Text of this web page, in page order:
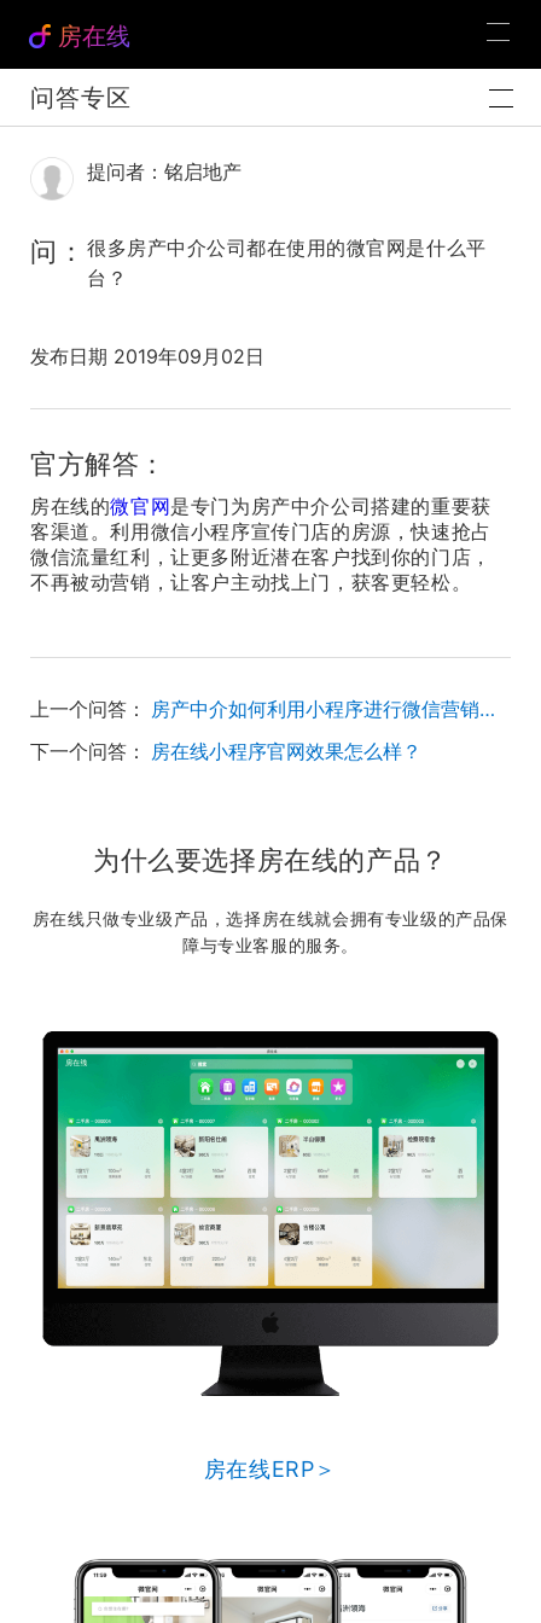
房在线
问答专区
提问者：铭启地产
问： 很多房产中介公司都在使用的微官网是什么平
台？
发布日期 2019年09月02日
官方解答：
房在线的微官网是专门为房产中介公司搭建的重要获
客渠道。利用微信小程序宣传门店的房源，快速抢占
微信流量红利，让更多附近潜在客户找到你的门店，
不再被动营销，让客户主动找上门，获客更轻松。
上一个问答：
房产中介如何利用小程序进行微信营销和推广
下一个问答： 房在线小程序官网效果怎么样？
为什么要选择房在线的产品？
房在线只做专业级产品，选择房在线就会拥有专业级的产品保
障与专业客服的服务。
房在线ERP＞